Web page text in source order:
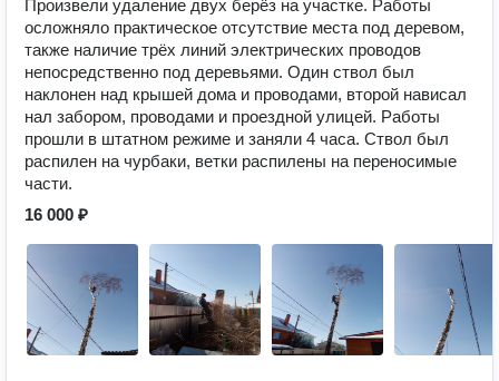
Произвели удаление двух берёз на участке. Работы
осложняло практическое отсутствие места под деревом,
также наличие трёх линий электрических проводов
непосредственно под деревьями. Один ствол был
наклонен над крышей дома и проводами, второй нависал
нал забором, проводами и проездной улицей. Работы
прошли в штатном режиме и заняли 4 часа. Ствол был
распилен на чурбаки, ветки распилены на переносимые
части.
16 000 ₽